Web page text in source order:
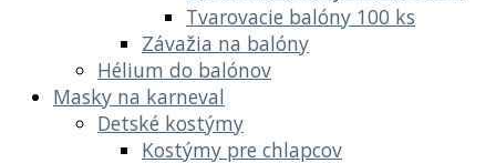
Tvarovacie balóny 100 ks
Závažia na balóny
Hélium do balónov
Masky na karneval
Detské kostýmy
Kostýmy pre chlapcov